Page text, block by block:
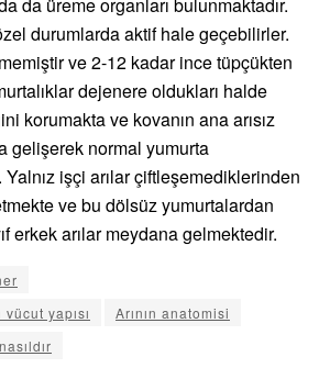
durumlarda aktif hale geçebilirler.
ve 2-12 kadar ince tüpçükten
dejenere oldukları halde
korumakta ve kovanın ana arısız
gelişerek normal yumurta
işçi arılar çiftleşemediklerinden
ve bu dölsüz yumurtalardan
erkek arılar meydana gelmektedir.
vücut yapısı
Arının anatomisi